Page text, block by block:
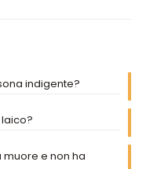
indigente?
e non ha